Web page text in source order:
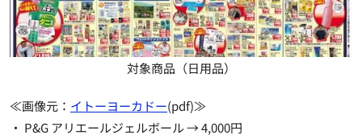
対象商品（日用品）
≪画像元： イトーヨーカドー(pdf)≫
・ P&G アリエールジェルボール → 4,000円